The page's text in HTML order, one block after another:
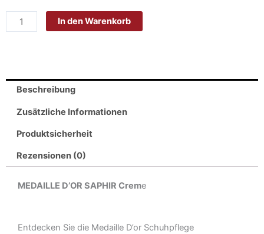
cognac
In den Warenkorb
Beschreibung
Zusätzliche Informationen
Produktsicherheit
Rezensionen (0)
MEDAILLE D’OR SAPHIR Creme
Entdecken Sie die Medaille D’or Schuhpflege